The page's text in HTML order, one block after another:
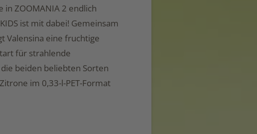
in ZOOMANIA 2 endlich
ist mit dabei! Gemeinsam
Valensina eine fruchtige
für strahlende
beiden beliebten Sorten
im 0,33-l-PET-Format